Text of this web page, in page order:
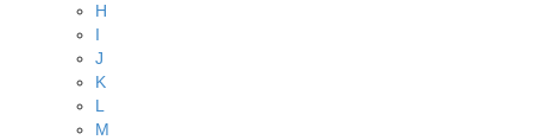
H
I
J
K
L
M